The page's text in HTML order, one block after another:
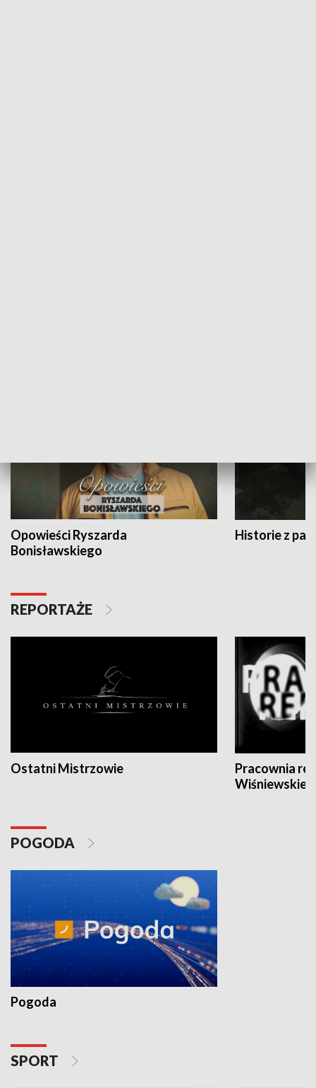
Opowieści Ryszarda
Bonisławskiego
Historie z
REPORTAŻE
Ostatni Mistrzowie
Pracownia
POGODA
Pogoda
SPORT